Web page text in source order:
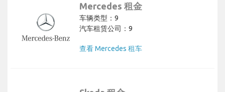
Mercedes 租金
车辆类型：9
汽车租赁公司：9
查看 Mercedes 租车